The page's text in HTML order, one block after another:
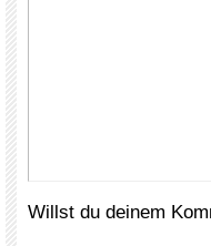
Willst du deinem